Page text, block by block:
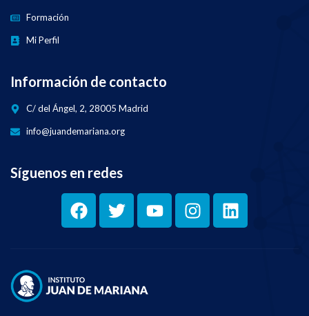
Formación
Mi Perfil
Información de contacto
C/ del Ángel, 2, 28005 Madrid
info@juandemariana.org
Síguenos en redes